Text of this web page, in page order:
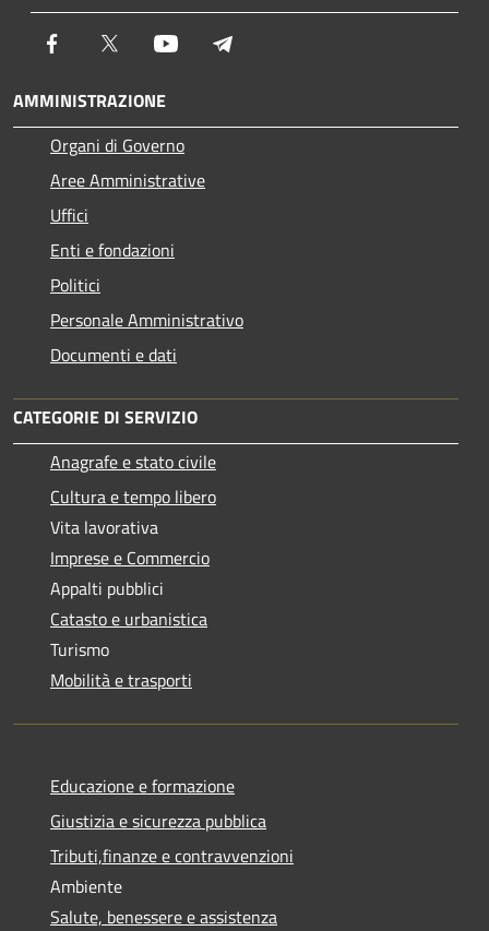
Facebook Twitter Youtube
AMMINISTRAZIONE
Organi di Governo
Aree Amministrative
Uffici
Enti e fondazioni
Politici
Personale Amministrativo
Documenti e dati
CATEGORIE DI SERVIZIO
Anagrafe e stato civile
Cultura e tempo libero
Vita lavorativa
Imprese e Commercio
Appalti pubblici
Catasto e urbanistica
Turismo
Mobilità e trasporti
Educazione e formazione
Giustizia e sicurezza pubblica
Tributi,finanze e contravvenzioni
Ambiente
Salute, benessere e assistenza